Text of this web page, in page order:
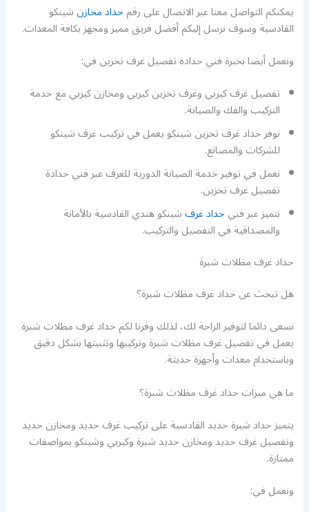
يمكنكم التواصل معنا عبر الاتصال على رقمحداد مخازنشينكو
القادسية وسوف نرسل إليكم أفضل فريق مميز ومجهز بكافة المعدات.
ونعمل أيضا بخبرة فني حدادة تفصيل غرف تخزين في:
تفصيل غرف كيربي وغرف تخزين كيربي ومخازن كيربي مع خدمة
التركيب والفك والصيانة.
نوفر حداد غرف تخزين شينكو يعمل في تركيب غرف شينكو
للشركات والمصانع.
نعمل في توفير خدمة الصيانة الدورية للغرف عبر فني حدادة
تفصيل غرف تخزين.
نتميز عبر فنيحداد غرفشينكو هندي القادسية بالأمانة
والمصداقية في التفصيل والتركيب.
حداد غرف مظلات شبرة
هل تبحث عن حداد غرف مظلات شبرة؟
نسعى دائما لتوفير الراحة لك، لذلك وفرنا لكم حداد غرف مظلات شبرة
يعمل في تفصيل غرف مظلات شبرة وتركيبها وتثبيتها بشكل دقيق
وباستخدام معدات وأجهزة حديثة.
ما هي ميزات حداد غرف مظلات شبرة؟
يتميز حداد شبرة حديد القادسية على تركيب غرف حديد ومخازن حديد
وتفصيل غرف حديد ومخازن حديد شبرة وكيربي وشينكو بمواصفات
ممتازة.
ونعمل في: